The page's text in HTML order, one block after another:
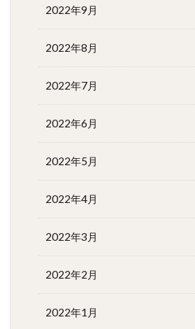
2022年9月
2022年8月
2022年7月
2022年6月
2022年5月
2022年4月
2022年3月
2022年2月
2022年1月